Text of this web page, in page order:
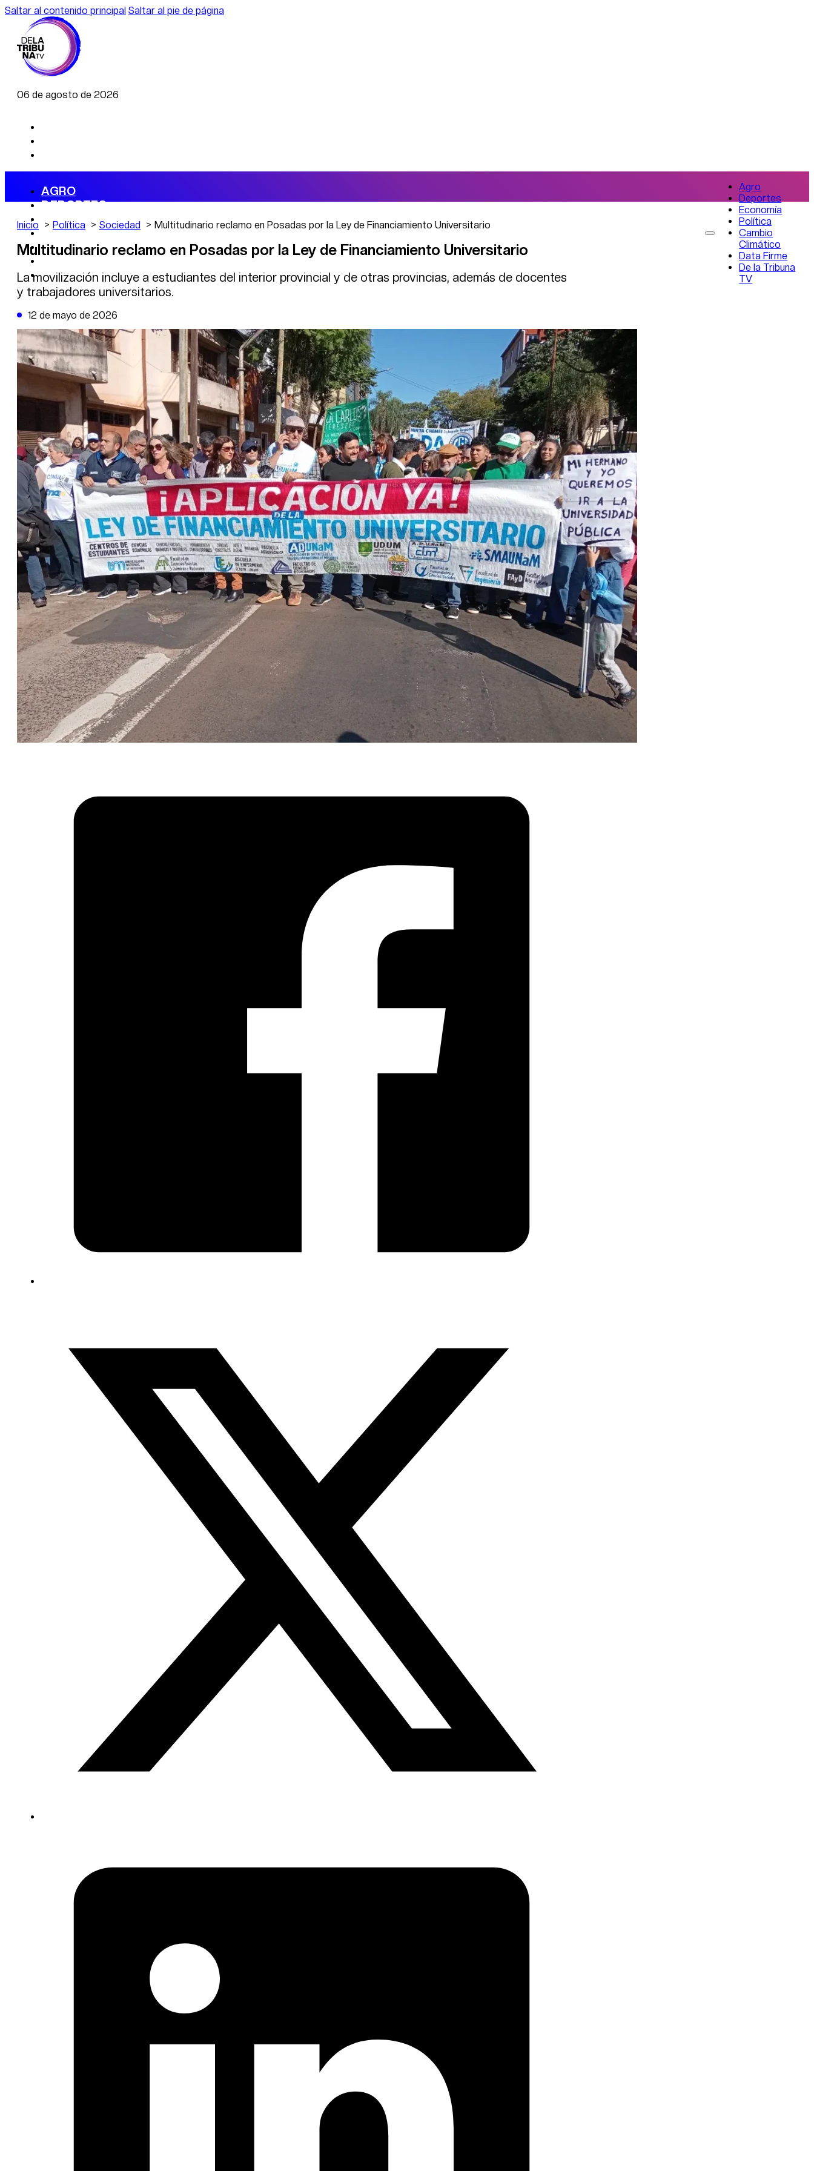
Saltar al contenido principal Saltar al pie de página
06 de agosto de 2026
AGRO
DEPORTES
ECONOMÍA
POLÍTICA
CAMBIO CLIMÁTICO
DE LA TRIBUNA TV
Agro
Deportes
Economía
Política
Cambio
Climático
Data Firme
De la Tribuna
TV
Inicio Política Sociedad Multitudinario reclamo en Posadas por la Ley de Financiamiento Universitario
Multitudinario reclamo en Posadas por la Ley de Financiamiento Universitario
La movilización incluye a estudiantes del interior provincial y de otras provincias, además de docentes
y trabajadores universitarios.
12 de mayo de 2026